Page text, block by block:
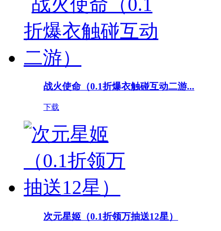
战火使命（0.1折爆衣触碰互动二游...
下载
次元星姬（0.1折领万抽送12星）